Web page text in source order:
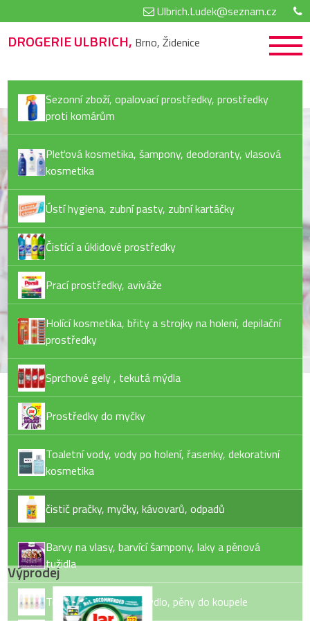
Ulbrich.Ludek@seznam.cz
DROGERIE ULBRICH, Brno, Židenice
Sezonní zboží, opalovací prostředky, prostředky
proti komárům
Pleťová kosmetika, šampony, deodoranty, vlasová
kosmetika
Ústí hygiena, zubní pasty, zubní kartáčky
Čistící a úklidové prostředky
Prací prostředky, aviváže
Holící kosmetika, břity a strojky na holení, depilační
prostředky
Sprchové gely , tekutá mýdla
Prostředky do myčky
Toaletní vody, vody po holení, řasenky, dekorativní
kosmetika
čistič pračky, myčky, kávovarů, odpadů
Barvy na vlasy, barvící šampony, laky a pěnová
tužidla
Tekuté mýdlo, tuhé mýdlo, pěny do koupele
Výprodej